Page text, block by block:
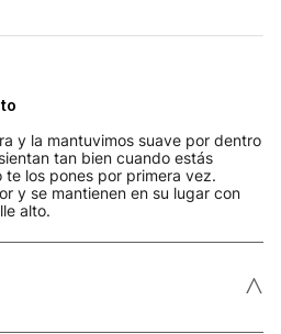
y la mantuvimos suave por dentro
tan bien cuando estás
los pones por primera vez.
y se mantienen en su lugar con
alto.
˄